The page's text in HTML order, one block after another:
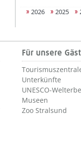
2026
2025
Für unsere
Unterkünfte
UNESCO-Welterbe
Museen
Zoo Stralsund